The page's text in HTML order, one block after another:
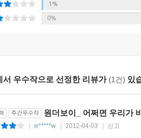
1%
0%
서 우수작으로 선정한 리뷰가 (1건) 있
주간우수작 원더보이_ 어쩌면 우리가
w*****w 2012-04-03 신고